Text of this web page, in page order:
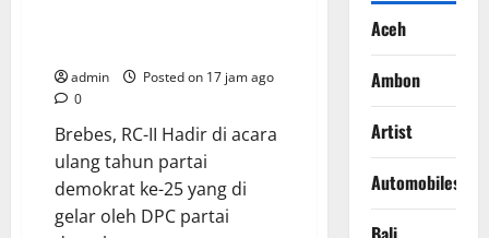
admin
Posted on 17 jam ago
0
​Brebes, RC-II Hadir di acara
ulang tahun partai
demokrat ke-25 yang di
gelar oleh DPC partai
Aceh
Ambon
Artist
Automobiles